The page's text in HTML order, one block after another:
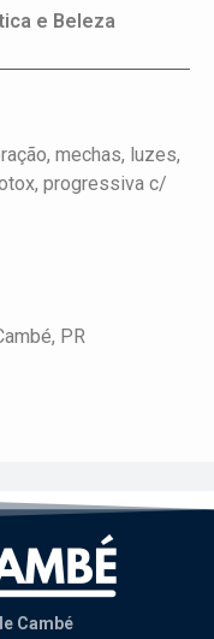
e Beleza
mechas, luzes,
progressiva c/
PR
Cambé